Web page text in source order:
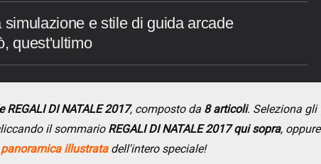
e stile di guida arcade
quest'ultimo
REGALI DI NATALE 2017, composto da 8 articoli. Seleziona gli
il sommario REGALI DI NATALE 2017 qui sopra, oppure
panoramica illustratadell'intero speciale!